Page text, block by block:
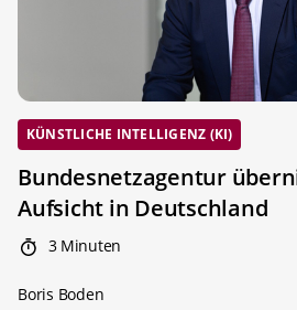
KÜNSTLICHE INTELLIGENZ (KI)
Bundesnetzagentur
Aufsicht in Deutschland
3 Minuten
Boris Boden